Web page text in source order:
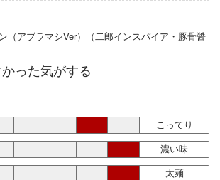
（アブラマシVer）（二郎インスパイア・豚骨醤
った気がする
こってり
濃い味
太麺